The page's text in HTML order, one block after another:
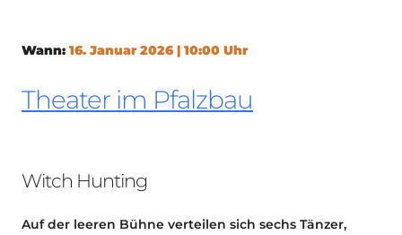
Wann: 16. Januar 2026 | 10:00 Uhr
Theater im Pfalzbau
Witch Hunting
Auf der leeren Bühne verteilen sich sechs Tänzer,